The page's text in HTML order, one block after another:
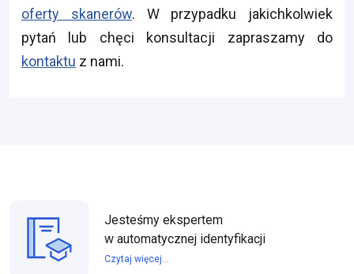
oferty skanerów. W przypadku jakichkolwiek
pytań lub chęci konsultacji zapraszamy do
kontaktu z nami.
Jesteśmy ekspertem
w automatycznej identyfikacji
Czytaj więcej...